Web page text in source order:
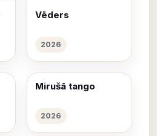
Vēders
2026
Mirušā tango
2026